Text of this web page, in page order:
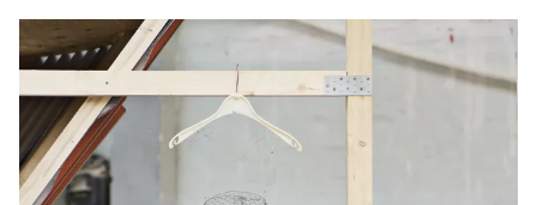
Holly,
Polly,
Dolly,
Slimy,
Cheasy,
Pinky
&